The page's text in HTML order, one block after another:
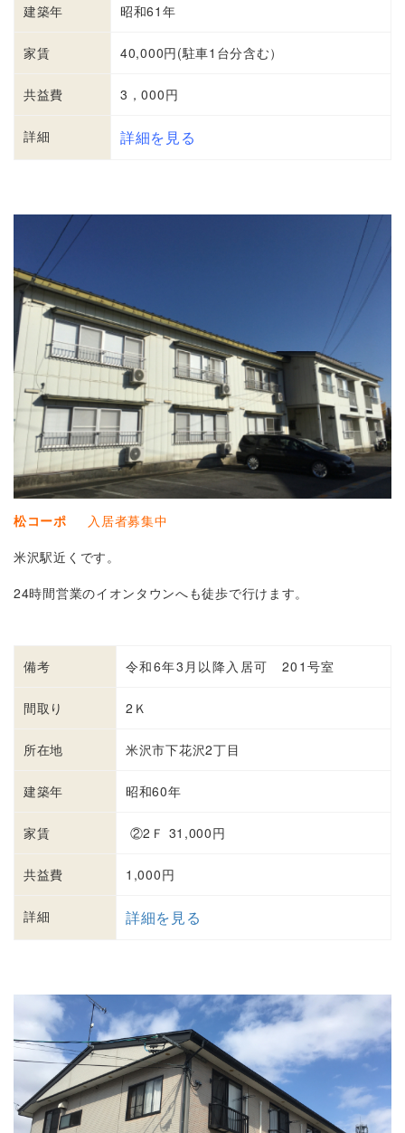
建築年 昭和61年
家賃 40,000円(駐車1台分含む）
共益費 3，000円
詳細 詳細を見る
松コーポ 入居者募集中
米沢駅近くです。
24時間営業のイオンタウンへも徒歩で行けます。
備考 令和6年3月以降入居可 201号室
間取り 2Ｋ
所在地 米沢市下花沢2丁目
建築年 昭和60年
家賃 ②2Ｆ 31,000円
共益費 1,000円
詳細 詳細を見る